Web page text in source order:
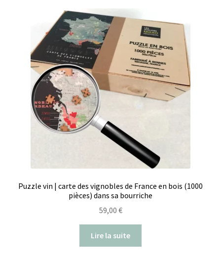
Puzzle vin | carte des vignobles de France en bois (1000
pièces) dans sa bourriche
59,00 €
Lire la suite